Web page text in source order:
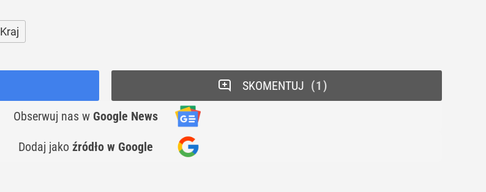
Kraj
Obserwuj nas w Google News
Dodaj jako źródło w Google
SKOMENTUJ 1